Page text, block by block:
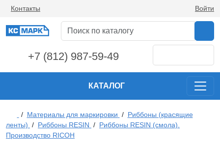
Контакты Войти
+7 (812) 987-59-49
КАТАЛОГ
/ Материалы для маркировки / Риббоны (красящие
ленты) / Риббоны RESIN / Риббоны RESIN (смола).
Производство RICOH